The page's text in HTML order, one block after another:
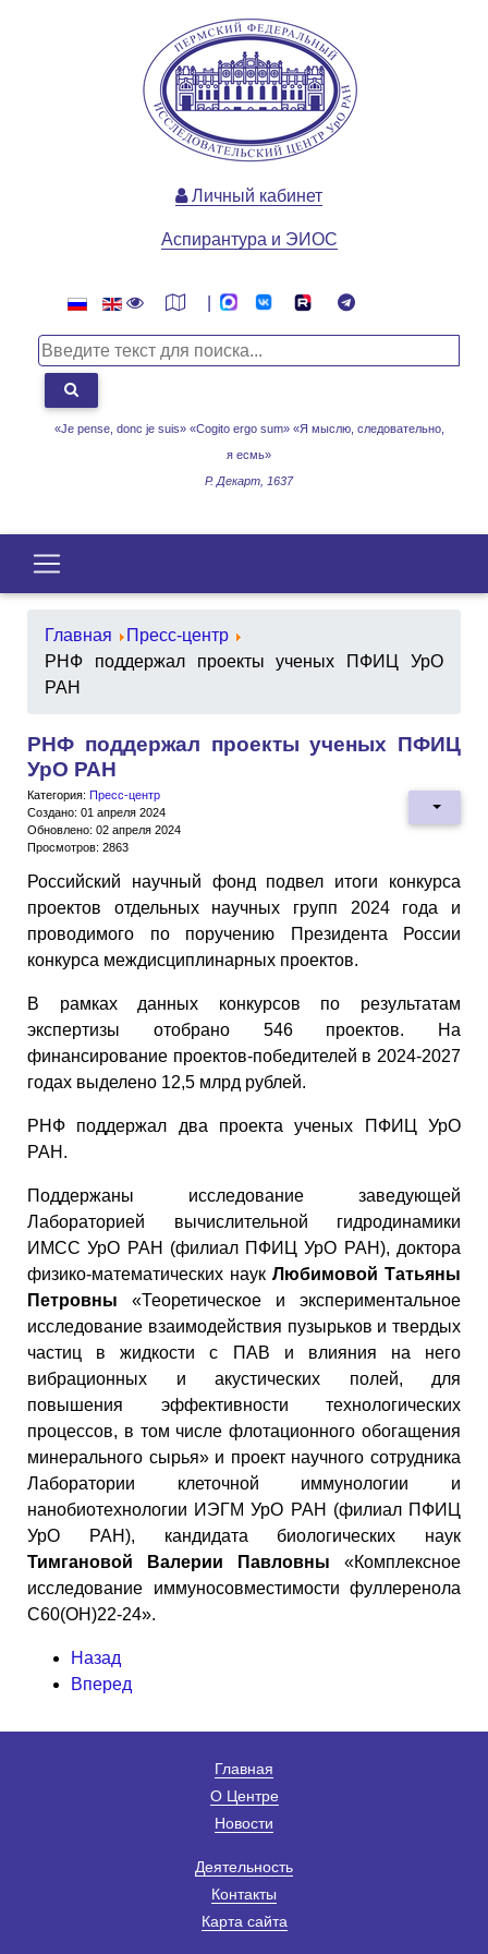
«Je pense, donc je suis» «Cogito ergo sum» «Я мыслю, следовательно,
я есмь»
Р. Декарт, 1637
Личный кабинет
Аспирантура и ЭИОС
Главная
Пресс-центр
РНФ поддержал проекты ученых ПФИЦ УрО
РАН
РНФ поддержал проекты ученых ПФИЦ
УрО РАН
Категория: Пресс-центр
Создано: 01 апреля 2024
Обновлено: 02 апреля 2024
Просмотров: 2863
Российский научный фонд подвел итоги конкурса
проектов отдельных научных групп 2024 года и
проводимого по поручению Президента России
конкурса междисциплинарных проектов.
В рамках данных конкурсов по результатам
экспертизы отобрано 546 проектов. На
финансирование проектов-победителей в 2024-2027
годах выделено 12,5 млрд рублей.
РНФ поддержал два проекта ученых ПФИЦ УрО
РАН.
Поддержаны исследование заведующей
Лабораторией вычислительной гидродинамики
ИМСС УрО РАН (филиал ПФИЦ УрО РАН), доктора
физико-математических наук Любимовой Татьяны
Петровны «Теоретическое и экспериментальное
исследование взаимодействия пузырьков и твердых
частиц в жидкости с ПАВ и влияния на него
вибрационных и акустических полей, для
повышения эффективности технологических
процессов, в том числе флотационного обогащения
минерального сырья» и проект научного сотрудника
Лаборатории клеточной иммунологии и
нанобиотехнологии ИЭГМ УрО РАН (филиал ПФИЦ
УрО РАН), кандидата биологических наук
Тимгановой Валерии Павловны «Комплексное
исследование иммуносовместимости фуллеренола
С60(OH)22-24».
Назад
Вперед
Главная
О Центре
Новости
Деятельность
Контакты
Карта сайта